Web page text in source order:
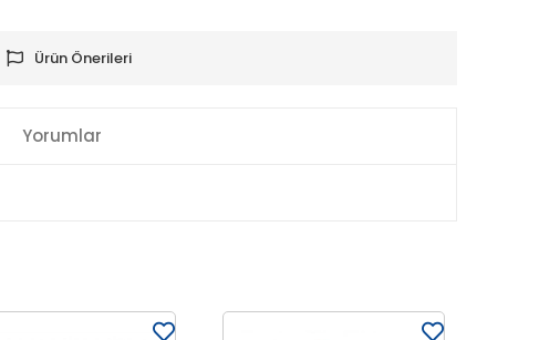
Ürün Önerileri
Yorumlar